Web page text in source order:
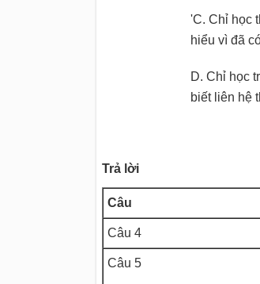
'C. Chỉ học
hiểu vì đã
D. Chỉ học
biết liên hệ
Trảlời
Câu
Câu 4
Câu 5